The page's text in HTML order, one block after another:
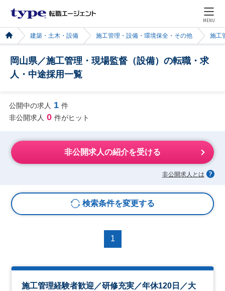
MENU
建築・土木・設備 施工管理・設備・環境保全・その他 施工
岡山県／施工管理・現場監督（設備）の転職・求
人・中途採用一覧
公開中の求人 1 件
非公開求人 0 件がヒット
非公開求人の紹介を受ける
非公開求人とは
検索条件を変更する
1
施工管理経験者歓迎／研修充実／年休120日／大